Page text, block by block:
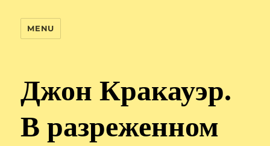
MENU
Джон Кракауэр.
В разреженном